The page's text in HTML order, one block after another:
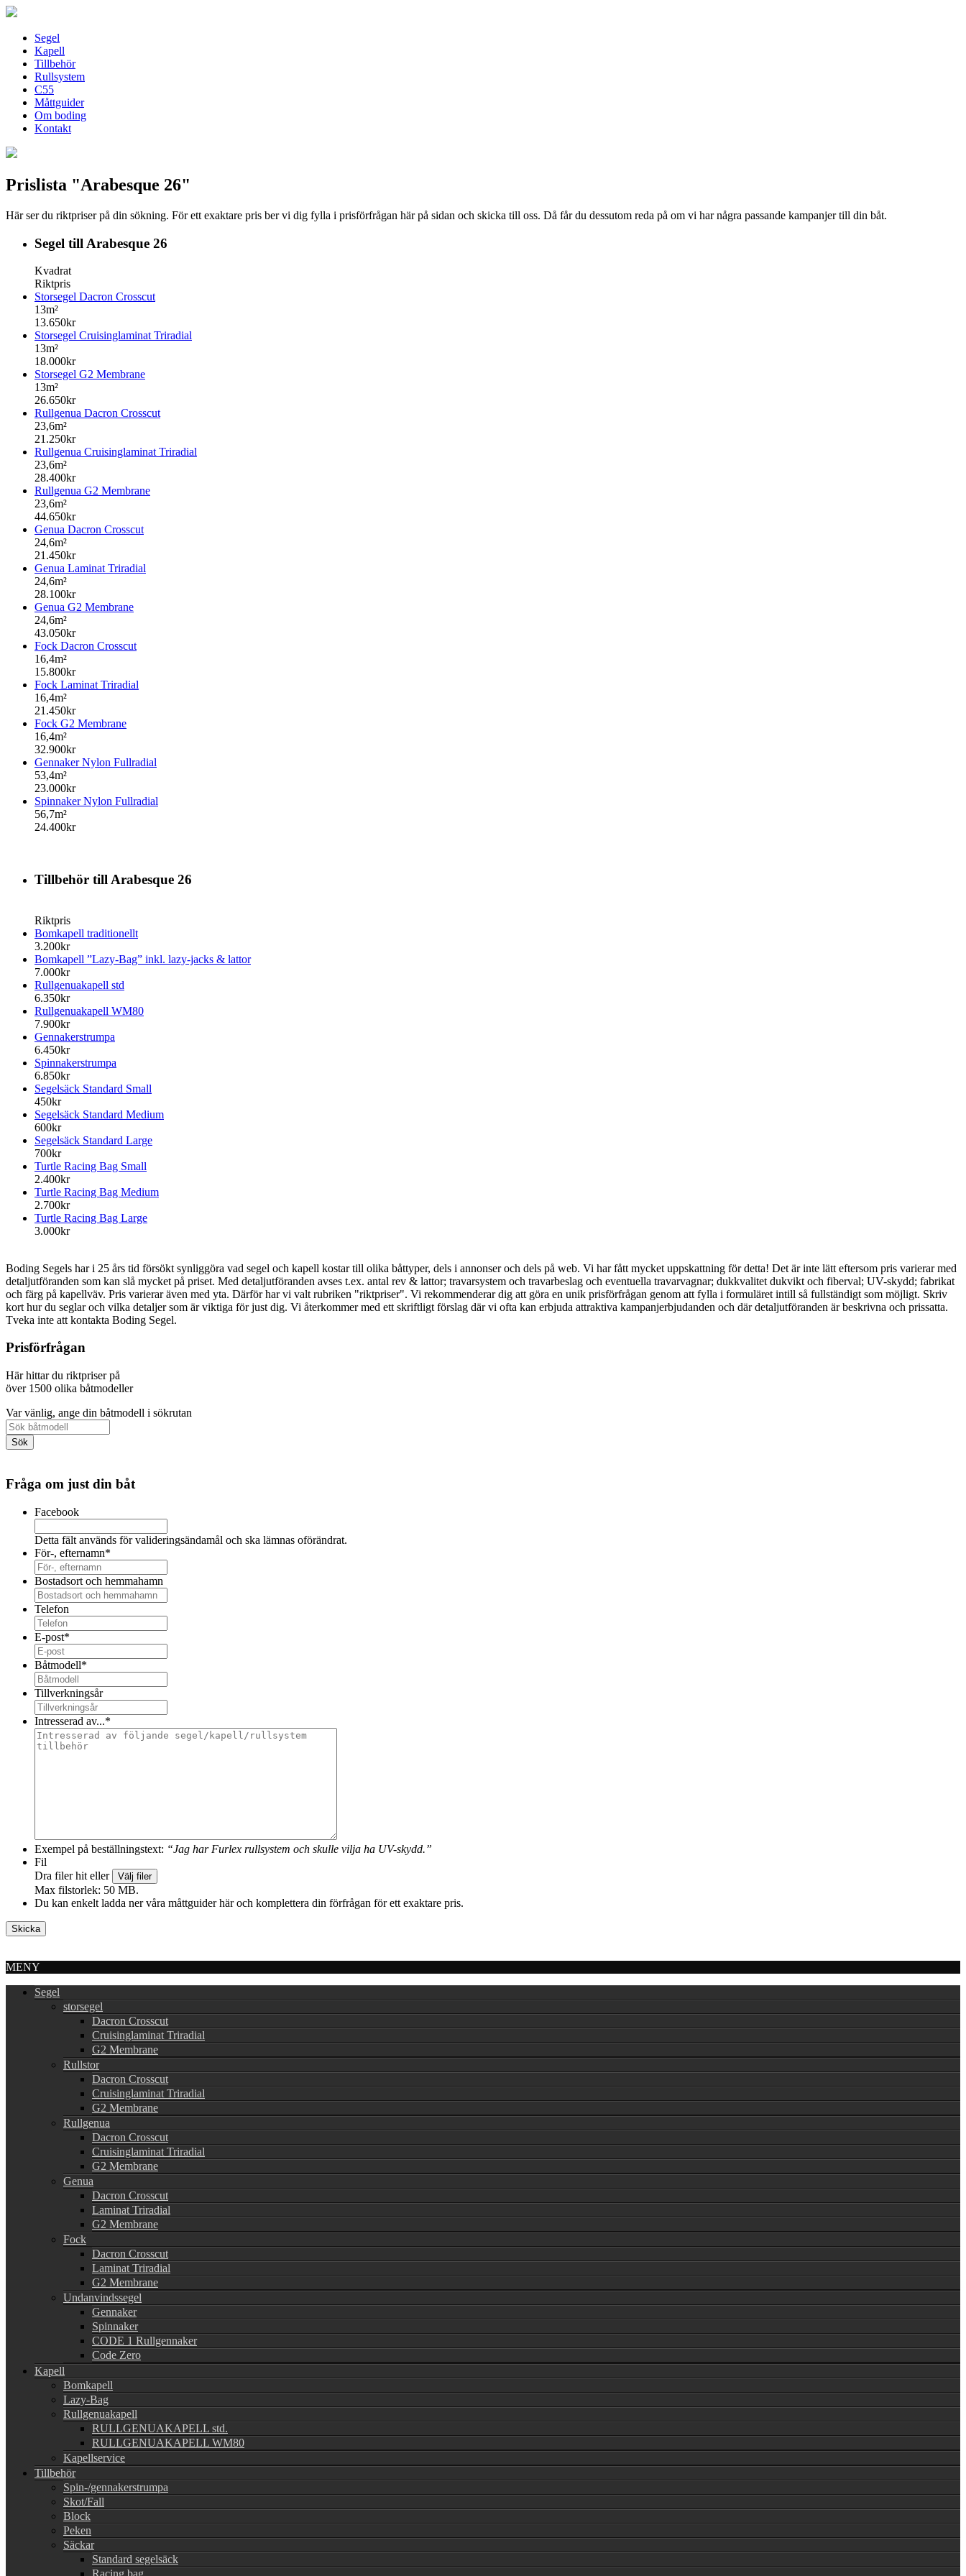
Segel
Kapell
Tillbehör
Rullsystem
C55
Måttguider
Om boding
Kontakt
Prislista "Arabesque 26"
Här ser du riktpriser på din sökning. För ett exaktare pris ber vi dig fylla i prisförfrågan här på sidan och skicka till oss. Då får du dessutom reda på om vi har några passande kampanjer till din båt.
Segel till Arabesque 26
Kvadrat
Riktpris
Storsegel Dacron Crosscut
13m²
13.650kr
Storsegel Cruisinglaminat Triradial
13m²
18.000kr
Storsegel G2 Membrane
13m²
26.650kr
Rullgenua Dacron Crosscut
23,6m²
21.250kr
Rullgenua Cruisinglaminat Triradial
23,6m²
28.400kr
Rullgenua G2 Membrane
23,6m²
44.650kr
Genua Dacron Crosscut
24,6m²
21.450kr
Genua Laminat Triradial
24,6m²
28.100kr
Genua G2 Membrane
24,6m²
43.050kr
Fock Dacron Crosscut
16,4m²
15.800kr
Fock Laminat Triradial
16,4m²
21.450kr
Fock G2 Membrane
16,4m²
32.900kr
Gennaker Nylon Fullradial
53,4m²
23.000kr
Spinnaker Nylon Fullradial
56,7m²
24.400kr
Tillbehör till Arabesque 26
Riktpris
Bomkapell traditionellt
3.200kr
Bomkapell ”Lazy-Bag” inkl. lazy-jacks & lattor
7.000kr
Rullgenuakapell std
6.350kr
Rullgenuakapell WM80
7.900kr
Gennakerstrumpa
6.450kr
Spinnakerstrumpa
6.850kr
Segelsäck Standard Small
450kr
Segelsäck Standard Medium
600kr
Segelsäck Standard Large
700kr
Turtle Racing Bag Small
2.400kr
Turtle Racing Bag Medium
2.700kr
Turtle Racing Bag Large
3.000kr
Boding Segels har i 25 års tid försökt synliggöra vad segel och kapell kostar till olika båttyper, dels i annonser och dels på web. Vi har fått mycket uppskattning för detta! Det är inte lätt eftersom pris varierar med
detaljutföranden som kan slå mycket på priset. Med detaljutföranden avses t.ex. antal rev & lattor; travarsystem och travarbeslag och eventuella travarvagnar; dukkvalitet dukvikt och fiberval; UV-skydd; fabrikat
och färg på kapellväv. Pris varierar även med yta. Därför har vi valt rubriken "riktpriser". Vi rekommenderar dig att göra en unik prisförfrågan genom att fylla i formuläret intill så fullständigt som möjligt. Skriv
kort hur du seglar och vilka detaljer som är viktiga för just dig. Vi återkommer med ett skriftligt förslag där vi ofta kan erbjuda attraktiva kampanjerbjudanden och där detaljutföranden är beskrivna och prissatta.
Tveka inte att kontakta Boding Segel.
Prisförfrågan
Här hittar du riktpriser på
över 1500 olika båtmodeller
Var vänlig, ange din båtmodell i sökrutan
Fråga om just din båt
Facebook
Detta fält används för valideringsändamål och ska lämnas oförändrat.
För-, efternamn*
Bostadsort och hemmahamn
Telefon
E-post*
Båtmodell*
Tillverkningsår
Intresserad av...*
Exempel på beställningstext: “Jag har Furlex rullsystem och skulle vilja ha UV-skydd.”
Fil
Dra filer hit eller
Välj filer
Max filstorlek: 50 MB.
Du kan enkelt ladda ner våra måttguider här och komplettera din förfrågan för ett exaktare pris.
MENY
Segel
storsegel
Dacron Crosscut
Cruisinglaminat Triradial
G2 Membrane
Rullstor
Dacron Crosscut
Cruisinglaminat Triradial
G2 Membrane
Rullgenua
Dacron Crosscut
Cruisinglaminat Triradial
G2 Membrane
Genua
Dacron Crosscut
Laminat Triradial
G2 Membrane
Fock
Dacron Crosscut
Laminat Triradial
G2 Membrane
Undanvindssegel
Gennaker
Spinnaker
CODE 1 Rullgennaker
Code Zero
Kapell
Bomkapell
Lazy-Bag
Rullgenuakapell
RULLGENUAKAPELL std.
RULLGENUAKAPELL WM80
Kapellservice
Tillbehör
Spin-/gennakerstrumpa
Skot/Fall
Block
Peken
Säckar
Standard segelsäck
Racing bag